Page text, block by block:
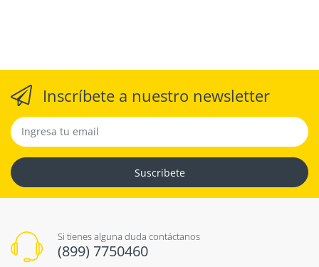
Inscríbete a nuestro newsletter
Suscribete
Si tienes alguna duda contáctanos
(899) 7750460